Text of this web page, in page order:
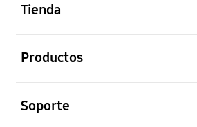
Tienda
Productos
Soporte